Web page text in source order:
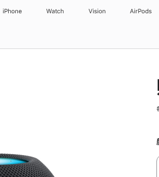
iPhone Watch Vision AirPods